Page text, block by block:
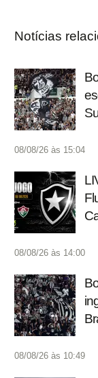
Notícias
08/08/26 às 15:04
08/08/26 às 14:00
08/08/26 às 10:49